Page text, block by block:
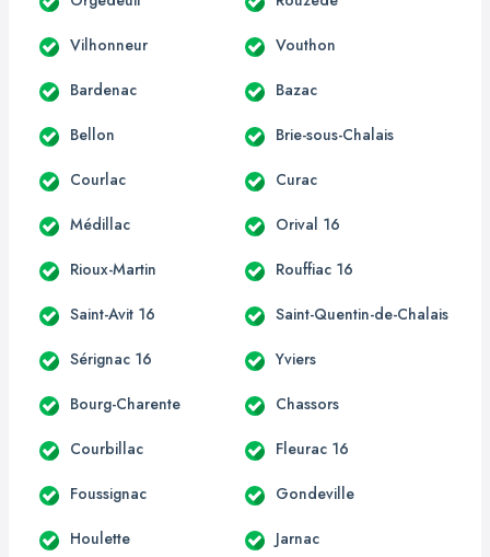
Vilhonneur Vouthon
Bardenac Bazac
Bellon Brie-sous-Chalais
Courlac Curac
Médillac Orival 16
Rioux-Martin Rouffiac 16
Saint-Avit 16 Saint-Quentin-de-Chalais
Sérignac 16 Yviers
Bourg-Charente Chassors
Courbillac Fleurac 16
Foussignac Gondeville
Houlette Jarnac